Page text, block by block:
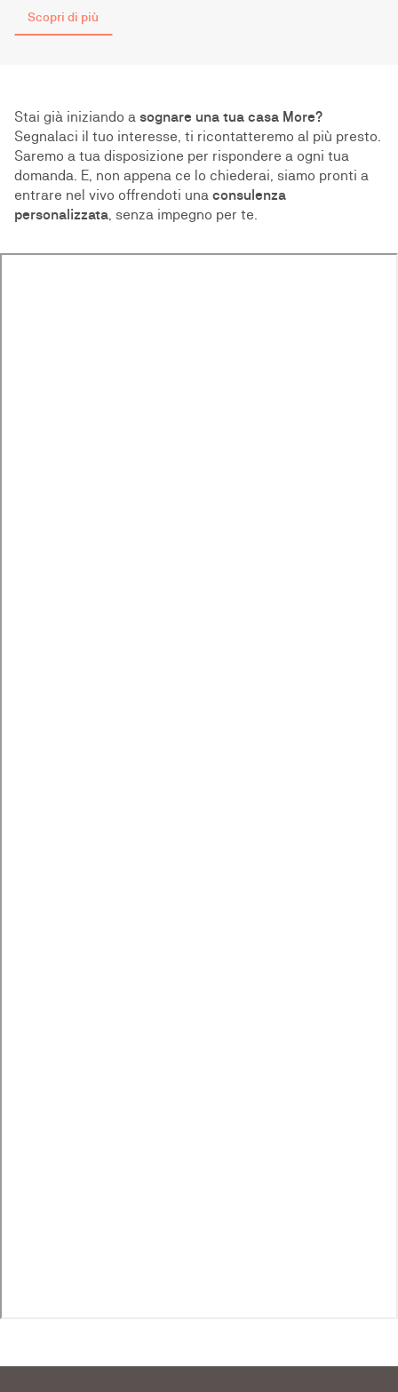
Scopri di più
Stai già iniziando a sognare una tua casa More?
Segnalaci il tuo interesse, ti ricontatteremo al più presto.
Saremo a tua disposizione per rispondere a ogni tua
domanda. E, non appena ce lo chiederai, siamo pronti a
entrare nel vivo offrendoti una consulenza
personalizzata , senza impegno per te.